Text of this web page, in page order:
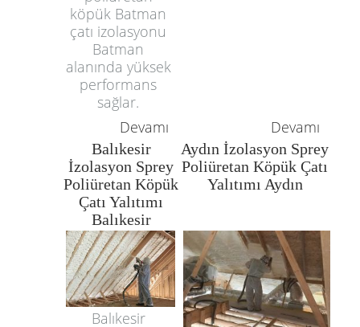
köpük Batman
çatı izolasyonu
Batman
alanında yüksek
performans
sağlar.
Devamı Devamı
Balıkesir
İzolasyon Sprey
Poliüretan Köpük
Çatı Yalıtımı
Balıkesir
Aydın İzolasyon Sprey
Poliüretan Köpük Çatı
Yalıtımı Aydın
Balıkesir